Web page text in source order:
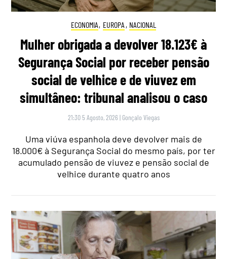
ECONOMIA, EUROPA , NACIONAL
Mulher obrigada a devolver 18.123€ à
Segurança Social por receber pensão
social de velhice e de viuvez em
simultâneo: tribunal analisou o caso
21:30 5 Agosto, 2026 | Gonçalo Viegas
Uma viúva espanhola deve devolver mais de
18.000€ à Segurança Social do mesmo país, por ter
acumulado pensão de viuvez e pensão social de
velhice durante quatro anos